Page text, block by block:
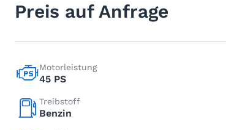
Preis auf Anfrage
Motorleistung
45 PS
Treibstoff
Benzin